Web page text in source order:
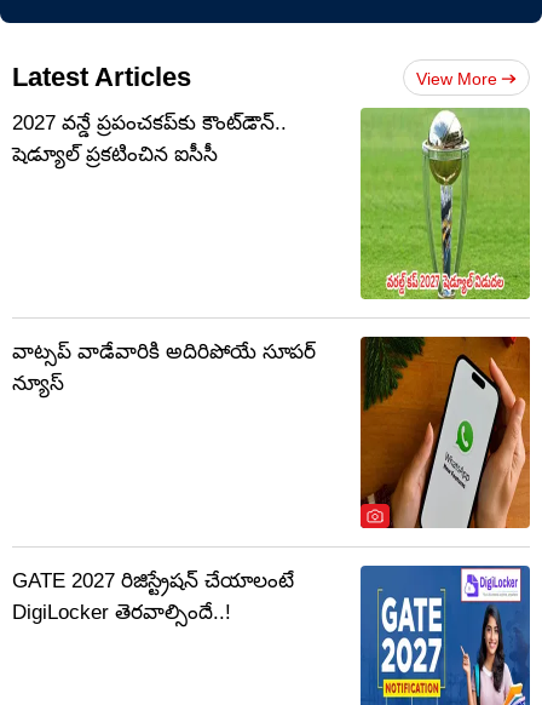
Latest Articles View More
2027 వన్డే ప్రపంచకప్‌కు కౌంట్‌డౌన్..
షెడ్యూల్ ప్రకటించిన ఐసీసీ
వాట్సప్‌ వాడేవారికి అదిరిపోయే సూపర్
న్యూస్
GATE 2027 రిజిస్ట్రేషన్ చేయాలంటే
DigiLocker తెరవాల్సిందే..!